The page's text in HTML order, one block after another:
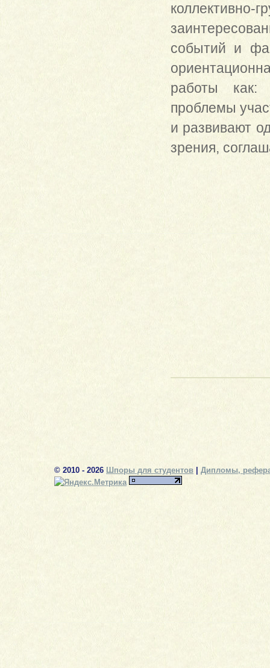
коллективно-
событий и
работы как:
проблемы
и развивают
зрения,
© 2010 - 2026 Шпоры для студентов Дипломы,